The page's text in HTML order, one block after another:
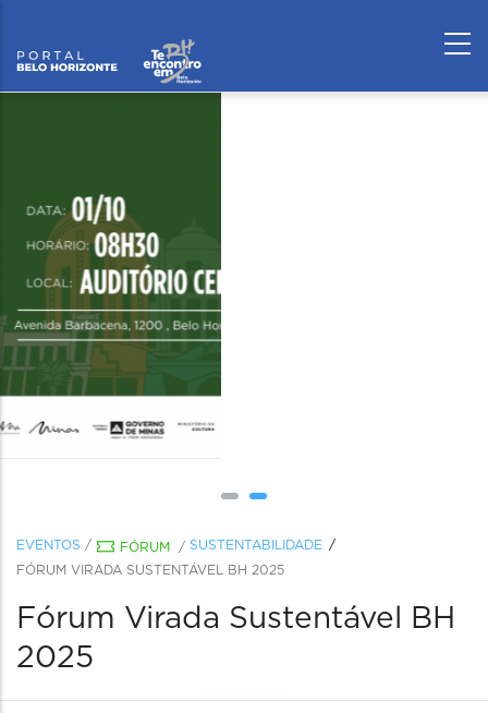
EVENTOS / FÓRUM / SUSTENTABILIDADE
FÓRUM VIRADA SUSTENTÁVEL BH 2025
Fórum Virada Sustentável BH
2025